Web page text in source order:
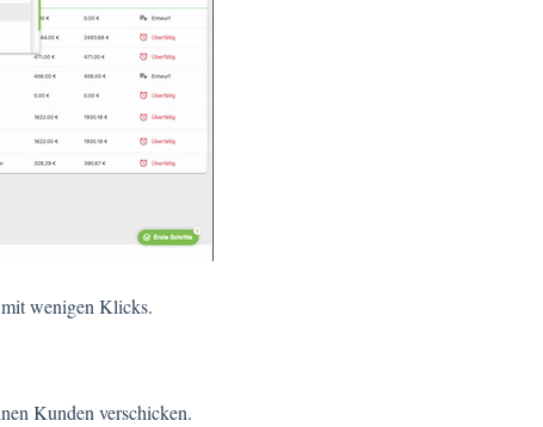
wenigen Klicks.
Kunden verschicken.